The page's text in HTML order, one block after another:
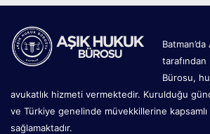
tarafından
Bürosu,
avukatlık hizmeti vermektedir. Kurulduğu
ve Türkiye genelinde müvekkillerine
sağlamaktadır.